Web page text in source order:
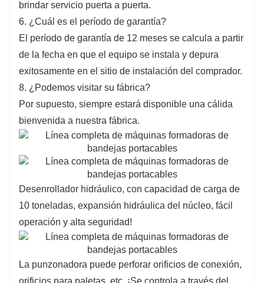
brindar servicio puerta a puerta.
6. ¿Cuál es el período de garantía?
El período de garantía de 12 meses se calcula a partir
de la fecha en que el equipo se instala y depura
exitosamente en el sitio de instalación del comprador.
8. ¿Podemos visitar su fábrica?
Por supuesto, siempre estará disponible una cálida
bienvenida a nuestra fábrica.
Desenrollador hidráulico, con capacidad de carga de
10 toneladas, expansión hidráulica del núcleo, fácil
operación y alta seguridad!
La punzonadora puede perforar orificios de conexión,
orificios para paletas, etc. ¡Se controla a través del